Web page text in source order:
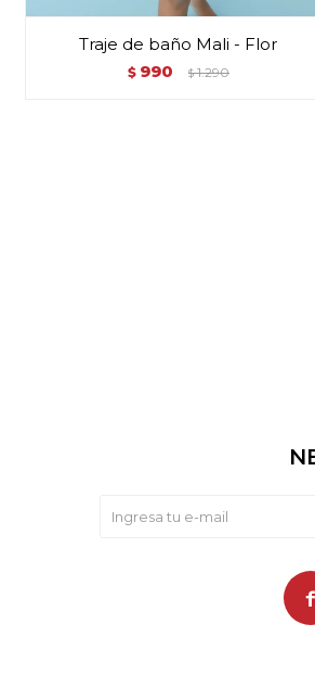
Traje de baño Mali - Flor
$ 990 $ 1.290
